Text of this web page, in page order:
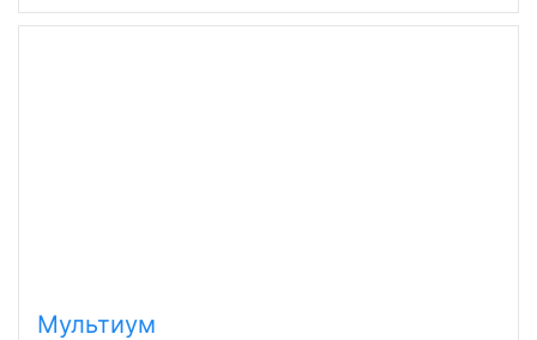
Мультиум